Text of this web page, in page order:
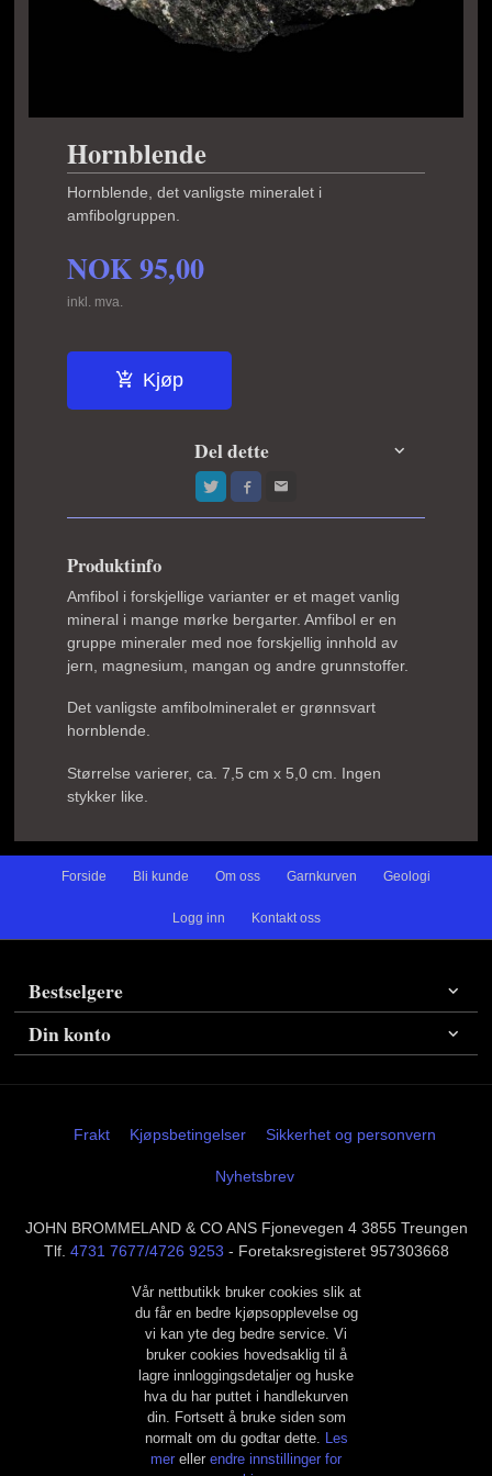
Hornblende
Hornblende, det vanligste mineralet i
amfibolgruppen.
NOK95,00
inkl. mva.
Kjøp
Del dette
Produktinfo
Amfibol i forskjellige varianter er et maget vanlig
mineral i mange mørke bergarter. Amfibol er en
gruppe mineraler med noe forskjellig innhold av
jern, magnesium, mangan og andre grunnstoffer.
Det vanligste amfibolmineralet er grønnsvart
hornblende.
Størrelse varierer, ca. 7,5 cm x 5,0 cm. Ingen
stykker like.
Forside Bli kunde Om oss Garnkurven Geologi
Logg inn Kontakt oss
Bestselgere
Din konto
Frakt Kjøpsbetingelser Sikkerhet og personvern
Nyhetsbrev
JOHN BROMMELAND & CO ANS Fjonevegen 4 3855 Treungen
Tlf. 4731 7677/4726 9253 - Foretaksregisteret 957303668
Vår nettbutikk bruker cookies slik at
du får en bedre kjøpsopplevelse og
vi kan yte deg bedre service. Vi
bruker cookies hovedsaklig til å
lagre innloggingsdetaljer og huske
hva du har puttet i handlekurven
din. Fortsett å bruke siden som
normalt om du godtar dette. Les
mer eller endre innstillinger for